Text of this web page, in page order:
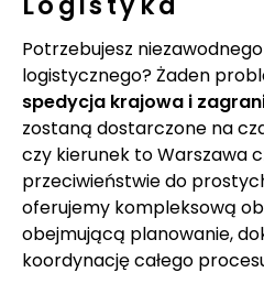
Potrzebujesz
logistycznego? Żaden
spedycja krajowa i
zostaną dostarczone na
czy kierunek to Warszawa
przeciwieństwie do
oferujemy kompleksową
obejmującą planowanie,
koordynację całego